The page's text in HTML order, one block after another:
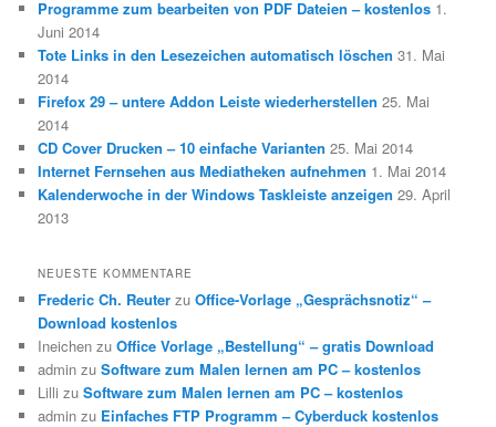
Programme zum bearbeiten von PDF Dateien – kostenlos 1.
Juni 2014
Tote Links in den Lesezeichen automatisch löschen 31. Mai
2014
Firefox 29 – untere Addon Leiste wiederherstellen 25. Mai
2014
CD Cover Drucken – 10 einfache Varianten 25. Mai 2014
Internet Fernsehen aus Mediatheken aufnehmen 1. Mai 2014
Kalenderwoche in der Windows Taskleiste anzeigen 29. April
2013
NEUESTE KOMMENTARE
Frederic Ch. Reuter zuOffice-Vorlage „Gesprächsnotiz“ –
Download kostenlos
Ineichen zuOffice Vorlage „Bestellung“ – gratis Download
admin zuSoftware zum Malen lernen am PC – kostenlos
Lilli zuSoftware zum Malen lernen am PC – kostenlos
admin zu Einfaches FTP Programm – Cyberduck kostenlos